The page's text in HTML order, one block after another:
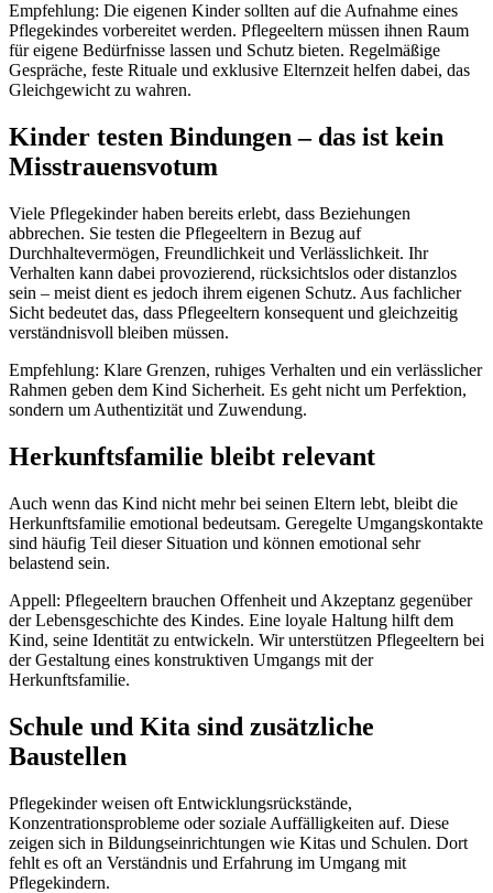
Empfehlung: Die eigenen Kinder sollten auf die Aufnahme eines
Pflegekindes vorbereitet werden. Pflegeeltern müssen ihnen Raum
für eigene Bedürfnisse lassen und Schutz bieten. Regelmäßige
Gespräche, feste Rituale und exklusive Elternzeit helfen dabei, das
Gleichgewicht zu wahren.
Kinder testen Bindungen – das ist kein
Misstrauensvotum
Viele Pflegekinder haben bereits erlebt, dass Beziehungen
abbrechen. Sie testen die Pflegeeltern in Bezug auf
Durchhaltevermögen, Freundlichkeit und Verlässlichkeit. Ihr
Verhalten kann dabei provozierend, rücksichtslos oder distanzlos
sein – meist dient es jedoch ihrem eigenen Schutz. Aus fachlicher
Sicht bedeutet das, dass Pflegeeltern konsequent und gleichzeitig
verständnisvoll bleiben müssen.
Empfehlung: Klare Grenzen, ruhiges Verhalten und ein verlässlicher
Rahmen geben dem Kind Sicherheit. Es geht nicht um Perfektion,
sondern um Authentizität und Zuwendung.
Herkunftsfamilie bleibt relevant
Auch wenn das Kind nicht mehr bei seinen Eltern lebt, bleibt die
Herkunftsfamilie emotional bedeutsam. Geregelte Umgangskontakte
sind häufig Teil dieser Situation und können emotional sehr
belastend sein.
Appell: Pflegeeltern brauchen Offenheit und Akzeptanz gegenüber
der Lebensgeschichte des Kindes. Eine loyale Haltung hilft dem
Kind, seine Identität zu entwickeln. Wir unterstützen Pflegeeltern bei
der Gestaltung eines konstruktiven Umgangs mit der
Herkunftsfamilie.
Schule und Kita sind zusätzliche
Baustellen
Pflegekinder weisen oft Entwicklungsrückstände,
Konzentrationsprobleme oder soziale Auffälligkeiten auf. Diese
zeigen sich in Bildungseinrichtungen wie Kitas und Schulen. Dort
fehlt es oft an Verständnis und Erfahrung im Umgang mit
Pflegekindern.